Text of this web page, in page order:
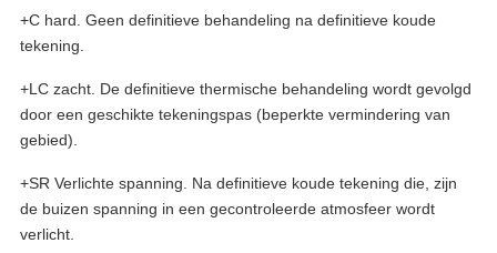
+C hard. Geen definitieve behandeling na definitieve koude
tekening.
+LC zacht. De definitieve thermische behandeling wordt gevolgd
door een geschikte tekeningspas (beperkte vermindering van
gebied).
+SR Verlichte spanning. Na definitieve koude tekening die, zijn
de buizen spanning in een gecontroleerde atmosfeer wordt
verlicht.